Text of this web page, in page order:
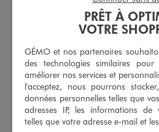
Débardeur ajouré façon crochet bébé fille
9,99 €
PRÊT À
VOTRE
GÉMO et nos partenaires
des technologies similaires
améliorer nos services et
l'acceptez, nous pourrons
données personnelles telles que
adresses IP, les informations de
telles que votre adresse e-mail et